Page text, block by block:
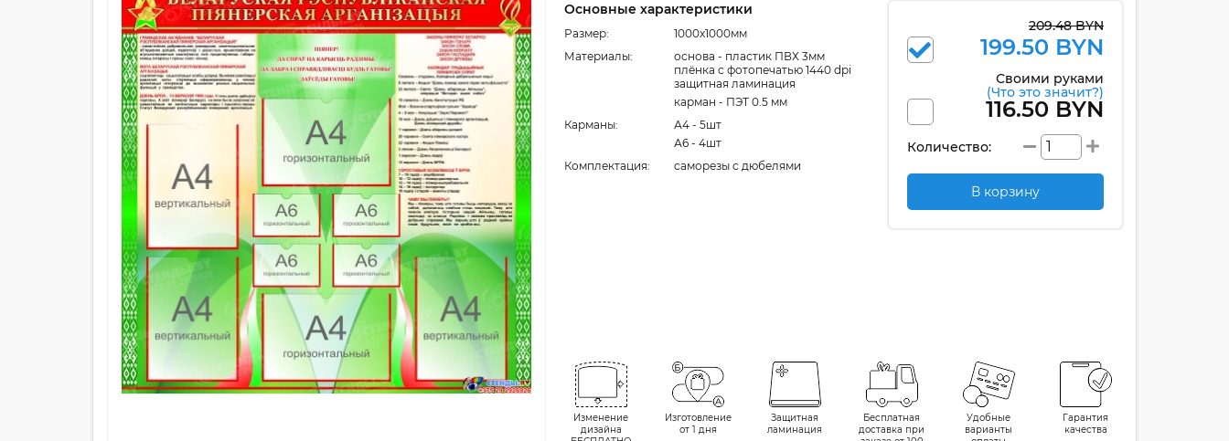
Основные характеристики
Размер:
1000x1000мм
Материалы:
основа - пластик ПВХ 3мм
плёнка с фотопечатью 1440 dpi
защитная ламинация
карман - ПЭТ 0.5 мм
Карманы:
А4 - 5шт
А6 - 4шт
Комплектация:
cаморезы с дюбелями
209.48 BYN
199.50 BYN
Своими руками
(Что это значит?)
116.50 BYN
Количество:
В корзину
Изменение
дизайна
Изготовление
от 1 дня
Защитная
ламинация
Бесплатная
доставка при
Удобные
варианты
Гарантия
качества